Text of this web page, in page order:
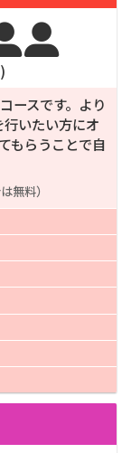
24週間
2,014,000

ースです。より
いたい方にオ
もらうことで自
無料）
20週間
1,550,000
24週間
1,858,000
20週間
1,485,000
24週間
1,780,000
20週間
1,395,000
24週間
1,672,000
20週間
1,330,000
24週間
1,594,000
20週間
1,310,000
24週間
1,570,000
20週間
1,215,000
16週間
930,000
24週間
1,390,000